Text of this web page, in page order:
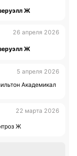
Ж
26 апреля 2026
Ж
5 апреля 2026
Академикал
22 марта 2026
Ж